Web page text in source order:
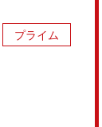
プライム